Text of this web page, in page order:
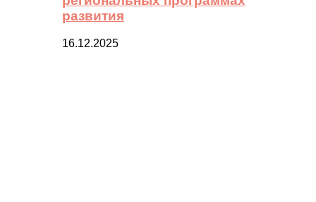
развития
16.12.2025